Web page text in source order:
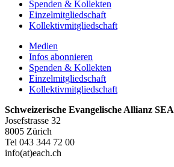
Spenden & Kollekten
Einzelmitgliedschaft
Kollektivmitgliedschaft
Medien
Infos abonnieren
Spenden & Kollekten
Einzelmitgliedschaft
Kollektivmitgliedschaft
Schweizerische Evangelische Allianz SEA
Josefstrasse 32
8005 Zürich
Tel 043 344 72 00
info(at)each.ch